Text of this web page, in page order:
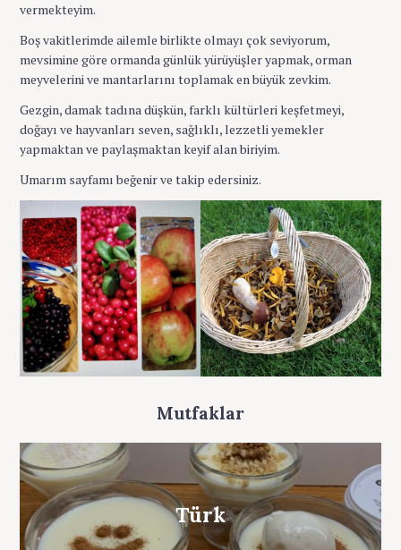
vermekteyim.
Boş vakitlerimde ailemle birlikte olmayı çok seviyorum,
mevsimine göre ormanda günlük yürüyüşler yapmak, orman
meyvelerini ve mantarlarını toplamak en büyük zevkim.
Gezgin, damak tadına düşkün, farklı kültürleri keşfetmeyi,
doğayı ve hayvanları seven, sağlıklı, lezzetli yemekler
yapmaktan ve paylaşmaktan keyif alan biriyim.
Umarım sayfamı beğenir ve takip edersiniz.
Mutfaklar
Türk
e
a